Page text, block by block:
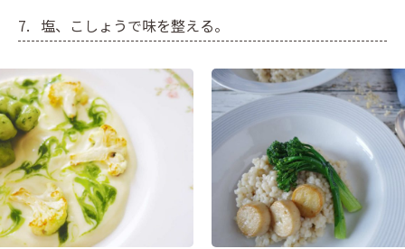
塩、こしょうで味を整える。